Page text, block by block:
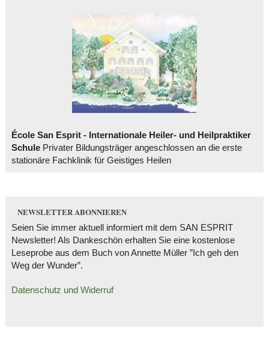
École San Esprit - Internationale Heiler- und Heilpraktiker
SchulePrivater Bildungsträger angeschlossen an die erste
stationäre Fachklinik für Geistiges Heilen
NEWSLETTER ABONNIEREN
Seien Sie immer aktuell informiert mit dem SAN ESPRIT
Newsletter! Als Dankeschön erhalten Sie eine kostenlose
Leseprobe aus dem Buch von Annette Müller ”Ich geh den
Weg der Wunder”.
Datenschutz und Widerruf